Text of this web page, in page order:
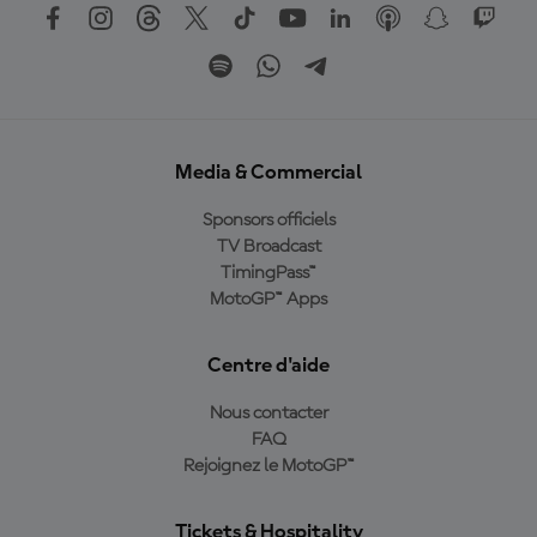
Media & Commercial
Sponsors officiels
TV Broadcast
TimingPass™
MotoGP™ Apps
Centre d'aide
Nous contacter
FAQ
Rejoignez le MotoGP™
Tickets & Hospitality